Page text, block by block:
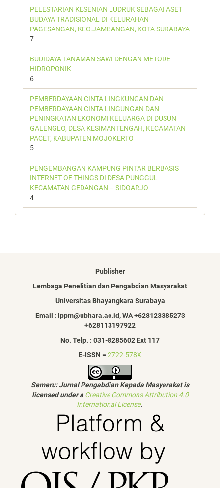
PELESTARIAN KESENIAN LUDRUK SEBAGAI ASET
BUDAYA TRADISIONAL DI KELURAHAN
PAGESANGAN, KEC.JAMBANGAN, KOTA SURABAYA
7
BUDIDAYA TANAMAN SAWI DENGAN METODE
HIDROPONIK
6
PEMBERDAYAAN CINTA LINGKUNGAN DAN
PEMBERDAYAAN CINTA LINGUNGAN DAN
PENINGKATAN EKONOMI KELUARGA DI DUSUN
GALENGLO, DESA KESIMANTENGAH, KECAMATAN
PACET, KABUPATEN MOJOKERTO
5
PENGEMBANGAN KAMPUNG PINTAR BERBASIS
INTERNET OF THINGS DI DESA PUNGGUL
KECAMATAN GEDANGAN – SIDOARJO
4
Publisher
Lembaga Penelitian dan Pengabdian Masyarakat
Universitas Bhayangkara Surabaya
Email : lppm@ubhara.ac.id, WA +628123385273
+628113197922
No. Telp. : 031-8285602 Ext 117
E-ISSN = 2722-578X
Semeru: Jurnal Pengabdian Kepada Masyarakat is
licensed under a Creative Commons Attribution 4.0
International License.